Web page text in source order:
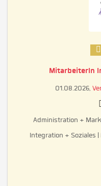
MitarbeiterIn
01.08.2026,
Administration +
Integration + Soziales